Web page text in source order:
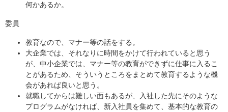
何かあるか。
委員
教育なので、マナー等の話をする。
大企業では、それなりに時間をかけて行われていると思う
が、中小企業では、マナー等の教育ができずに仕事に入るこ
とがあるため、そういうところをまとめて教育するような機
会があれば良いと思う。
就職してからは難しい面もあるが、入社した先にそのような
プログラムがなければ、新入社員を集めて、基本的な教育の